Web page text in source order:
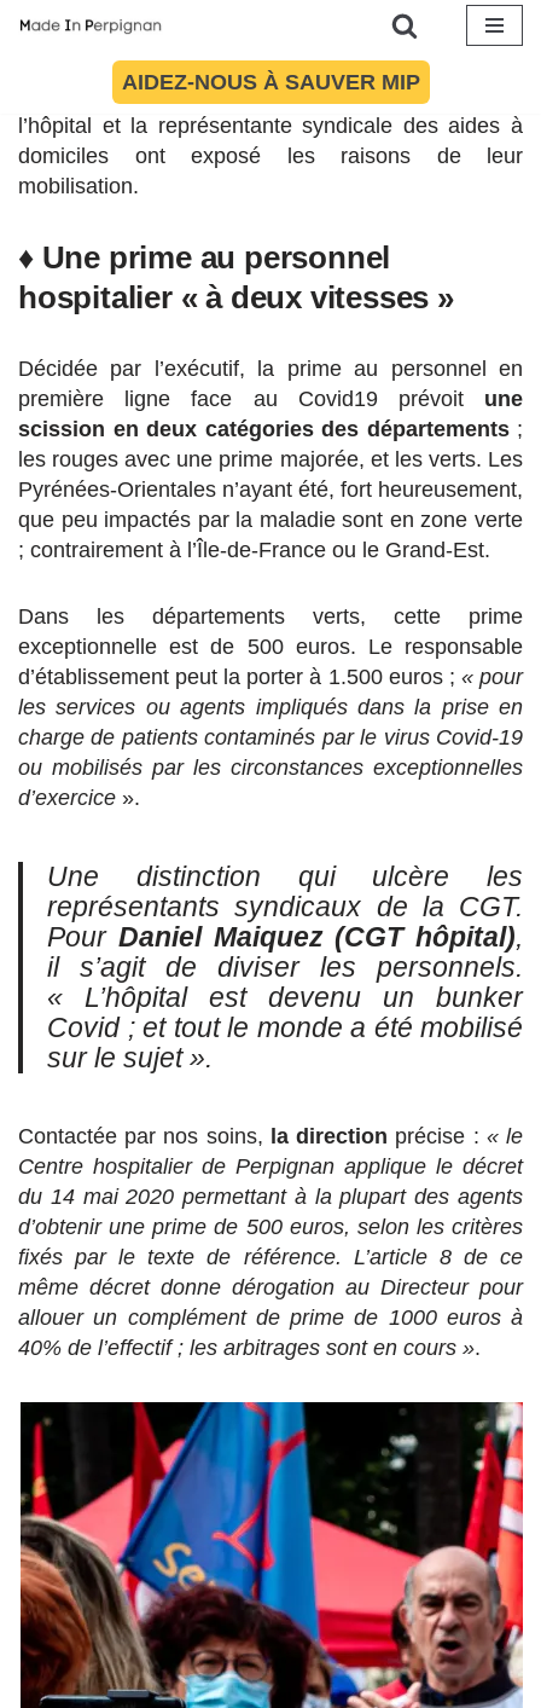
contenu
AIDEZ-NOUS À SAUVER MIP
La CGT et Sud-solidaires appellent les soignants et
aides à domicile de tous les secteurs à se mobiliser
ce mardi 16 juin à 10h30. Lors d’une conférence de
presse, les représentants du syndicat majoritaire à
l’hôpital et la représentante syndicale des aides à
domiciles ont exposé les raisons de leur
mobilisation.
♦ Une prime au personnel
hospitalier « à deux vitesses »
Décidée par l’exécutif, la prime au personnel en
première ligne face au Covid19 prévoit une
scission en deux catégories des départements;
les rouges avec une prime majorée, et les verts. Les
Pyrénées-Orientales n’ayant été, fort heureusement,
que peu impactés par la maladie sont en zone verte
; contrairement à l’Île-de-France ou le Grand-Est.
Dans les départements verts, cette prime
exceptionnelle est de 500 euros. Le responsable
d’établissement peut la porter à 1.500 euros ; « pour
les services ou agents impliqués dans la prise en
charge de patients contaminés par le virus Covid-19
ou mobilisés par les circonstances exceptionnelles
d’exercice ».
Une distinction qui ulcère les
représentants syndicaux de la CGT.
Pour Daniel Maiquez (CGT hôpital),
il s’agit de diviser les personnels.
« L’hôpital est devenu un bunker
Covid ; et tout le monde a été mobilisé
sur le sujet ».
Contactée par nos soins, la direction précise : « le
Centre hospitalier de Perpignan applique le décret
du 14 mai 2020 permettant à la plupart des agents
d’obtenir une prime de 500 euros, selon les critères
fixés par le texte de référence. L’article 8 de ce
même décret donne dérogation au Directeur pour
allouer un complément de prime de 1000 euros à
40% de l’effectif ; les arbitrages sont en cours ».